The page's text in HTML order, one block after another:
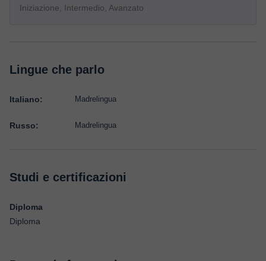
Iniziazione, Intermedio, Avanzato
Lingue che parlo
Italiano: Madrelingua
Russo: Madrelingua
Studi e certificazioni
Diploma
Diploma